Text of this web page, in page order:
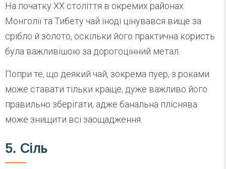
На початку XX століття в окремих районах
Монголії та Тибету чай іноді цінувався вище за
срібло й золото, оскільки його практична користь
була важливішою за дорогоцінний метал.
Попри те, що деякий чай, зокрема пуер, з роками
може ставати тільки краще, дуже важливо його
правильно зберігати, адже банальна пліснява
може знищити всі заощадження.
5. Сіль